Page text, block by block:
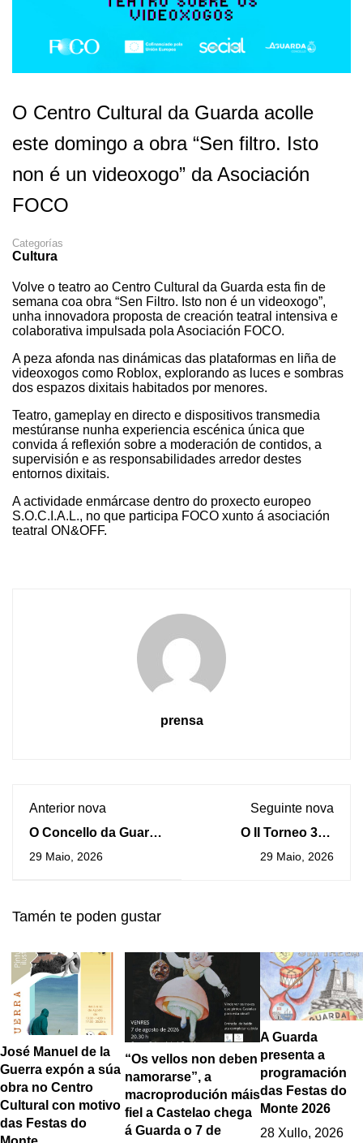
O Centro Cultural da Guarda acolle
este domingo a obra “Sen filtro. Isto
non é un videoxogo” da Asociación
FOCO
Categorías
Cultura
Volve o teatro ao Centro Cultural da Guarda esta fin de
semana coa obra “Sen Filtro. Isto non é un videoxogo”,
unha innovadora proposta de creación teatral intensiva e
colaborativa impulsada pola Asociación FOCO.
A peza afonda nas dinámicas das plataformas en liña de
videoxogos como Roblox, explorando as luces e sombras
dos espazos dixitais habitados por menores.
Teatro, gameplay en directo e dispositivos transmedia
mestúranse nunha experiencia escénica única que
convida á reflexión sobre a moderación de contidos, a
supervisión e as responsabilidades arredor destes
entornos dixitais.
A actividade enmárcase dentro do proxecto europeo
S.O.C.I.A.L., no que participa FOCO xunto á asociación
teatral ON&OFF.
prensa
Anterior nova
O Concello da Guarda
recibirá mañá
proclamarse
29 Maio, 2026
Seguinte nova
O II Torneo 3X3
Interescolar,
29 Maio, 2026
Tamén te poden gustar
José Manuel de la
Guerra expón a súa
obra no Centro
Cultural con motivo
das Festas do
“Os vellos non deben
namorarse”, a
macroprodución máis
fiel a Castelao chega
á Guarda o 7 de
A Guarda
presenta a
programación
das Festas do
Monte 2026
28 Xullo, 2026